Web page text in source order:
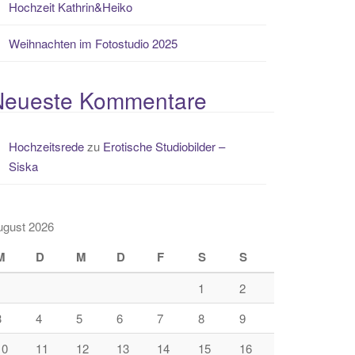
Hochzeit Kathrin&Heiko
Weihnachten im Fotostudio 2025
Kommentare
Hochzeitsredezu Erotische Studiobilder –
Siska
2026
D M D F S S
1
2
4 5 6 7 8
9
11 12 13 14 15 16